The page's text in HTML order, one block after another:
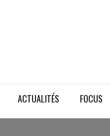
ACTUALITÉS FOCUS